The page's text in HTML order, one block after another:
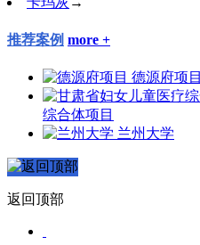
推荐案例 more +
德源府项目
综合体项目
兰州大学
返回顶部